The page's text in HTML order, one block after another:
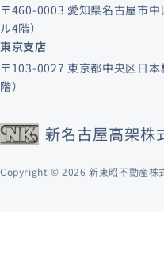
〒460-0003 愛知県名古屋市
ル4階）
東京支店
〒103-0027 東京都中央区日
階）
新名古屋高架株
Copyright © 2026 新東昭不動産